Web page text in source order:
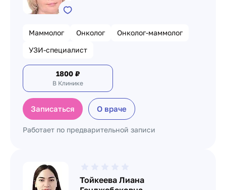
Маммолог Онколог
Онколог-маммолог
УЗИ-специалист
1800 ₽
В Клинике
Записаться О враче
Работает по предварительной записи
Тойкеева Лиана